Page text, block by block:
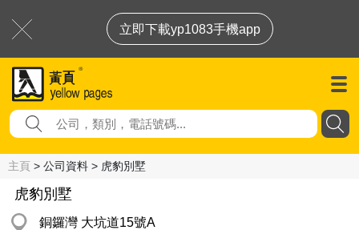
立即下載yp1083手機app
主頁 > 公司資料 > 虎豹別墅
虎豹別墅
銅鑼灣 大坑道15號A